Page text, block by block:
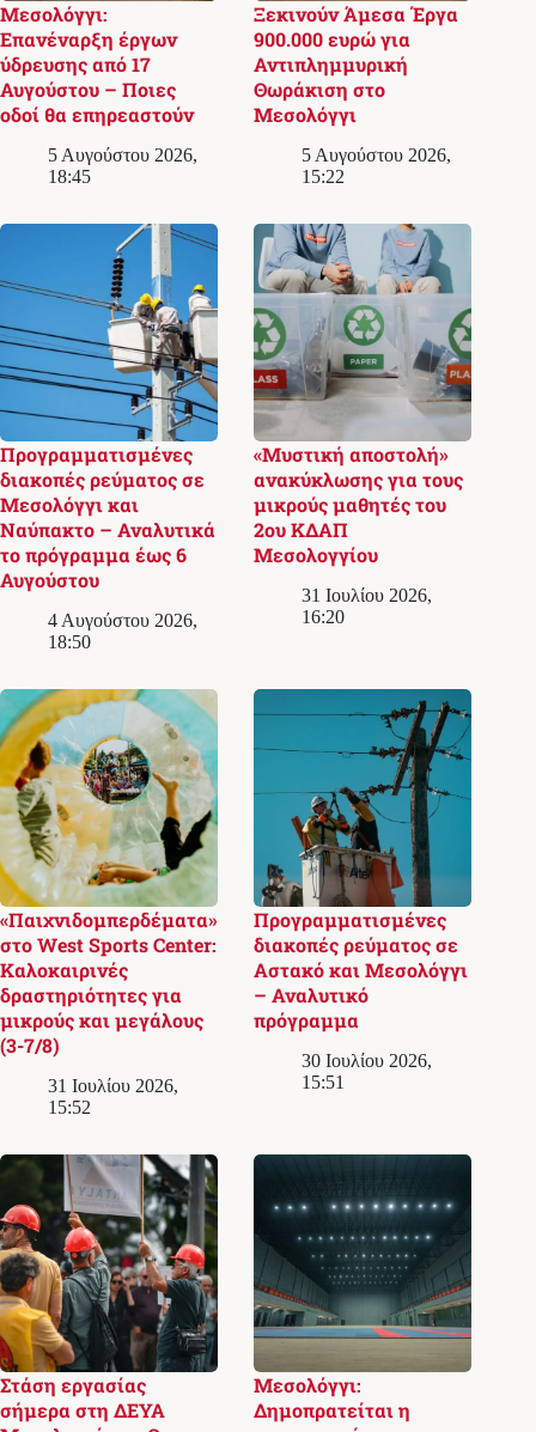
Μεσολόγγι:
Επανέναρξη έργων
ύδρευσης από 17
Αυγούστου – Ποιες
οδοί θα επηρεαστούν
5 Αυγούστου 2026,
18:45
Ξεκινούν Άμεσα Έργα
900.000 ευρώ για
Αντιπλημμυρική
Θωράκιση στο
Μεσολόγγι
5 Αυγούστου 2026,
15:22
Προγραμματισμένες
διακοπές ρεύματος σε
Μεσολόγγι και
Ναύπακτο – Αναλυτικά
το πρόγραμμα έως 6
Αυγούστου
4 Αυγούστου 2026,
18:50
«Μυστική αποστολή»
ανακύκλωσης για τους
μικρούς μαθητές του
2ου ΚΔΑΠ
Μεσολογγίου
31 Ιουλίου 2026,
16:20
«Παιχνιδομπερδέματα»
στο West Sports Center:
Καλοκαιρινές
δραστηριότητες για
μικρούς και μεγάλους
(3-7/8)
31 Ιουλίου 2026,
15:52
Προγραμματισμένες
διακοπές ρεύματος σε
Αστακό και Μεσολόγγι
– Αναλυτικό
πρόγραμμα
30 Ιουλίου 2026,
15:51
Στάση εργασίας
σήμερα στη ΔΕΥΑ
Μεσολόγγι:
Δημοπρατείται η